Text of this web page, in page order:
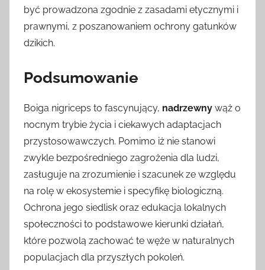
być prowadzona zgodnie z zasadami etycznymi i
prawnymi, z poszanowaniem ochrony gatunków
dzikich.
Podsumowanie
Boiga nigriceps to fascynujący, nadrzewny wąż o
nocnym trybie życia i ciekawych adaptacjach
przystosowawczych. Pomimo iż nie stanowi
zwykle bezpośredniego zagrożenia dla ludzi,
zasługuje na zrozumienie i szacunek ze względu
na rolę w ekosystemie i specyfikę biologiczną.
Ochrona jego siedlisk oraz edukacja lokalnych
społeczności to podstawowe kierunki działań,
które pozwolą zachować te węże w naturalnych
populacjach dla przyszłych pokoleń.